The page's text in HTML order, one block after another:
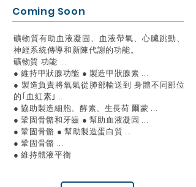
Coming Soon
礦物質有助血液凝固、血液帶氧、心臟跳動、
神經系統傳導和新陳代謝的功能。
礦物質 功能 ...
● 維持甲狀腺功能 ● 製造甲狀腺素 ...
● 製造負責將氧氣從肺部輸送到 身體不同部位
的｢血紅素｣ ...
● 協助製造細胞、酵素、生長荷 爾蒙 ...
● 鞏固骨骼和牙齒 ● 幫助血液凝固 ...
● 鞏固骨骼 ● 幫助製造蛋白質 ...
● 鞏固骨骼 ...
● 維持體液平衡